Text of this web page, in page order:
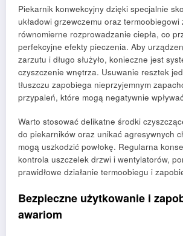
Piekarnik konwekcyjny dzięki specjalnie
układowi grzewczemu oraz termoobiegowi
równomierne rozprowadzanie ciepła, co
perfekcyjne efekty pieczenia. Aby
zarzutu i długo służyło, konieczne jest
czyszczenie wnętrza. Usuwanie resztek
tłuszczu zapobiega nieprzyjemnym
przypaleń, które mogą negatywnie
Warto stosować delikatne środki
do piekarników oraz unikać agresywnych
mogą uszkodzić powłokę. Regularna
kontrola uszczelek drzwi i wentylatorów,
prawidłowe działanie termoobiegu i
Bezpieczne użytkowanie i
awariom